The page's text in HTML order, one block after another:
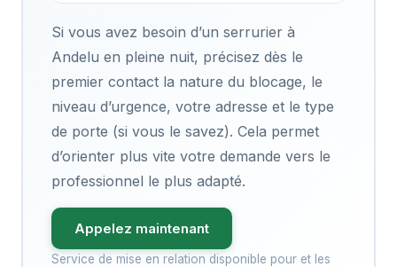
Si vous avez besoin d’un serrurier à
Andelu en pleine nuit, précisez dès le
premier contact la nature du blocage, le
niveau d’urgence, votre adresse et le type
de porte (si vous le savez). Cela permet
d’orienter plus vite votre demande vers le
professionnel le plus adapté.
Appelez maintenant
Service de mise en relation disponible pour et les